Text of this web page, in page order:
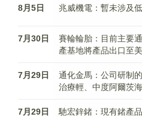
8月5日 兆威機電：暫未涉及
7月30日
賽輪輪胎：目前主要
產基地將產品出口至
7月29日
通化金馬：公司研制
治療輕、中度阿爾茨
7月29日 馳宏鋅鍺：現有鍺產